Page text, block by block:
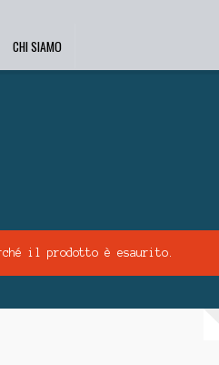
CHI SIAMO
il prodotto è esaurito.